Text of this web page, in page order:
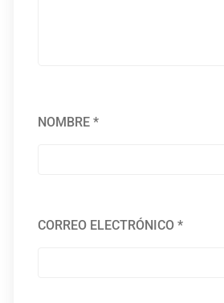
NOMBRE*
CORREO ELECTRÓNICO*